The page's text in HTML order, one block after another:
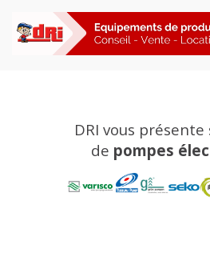
contenu
DRI vous
de pompes